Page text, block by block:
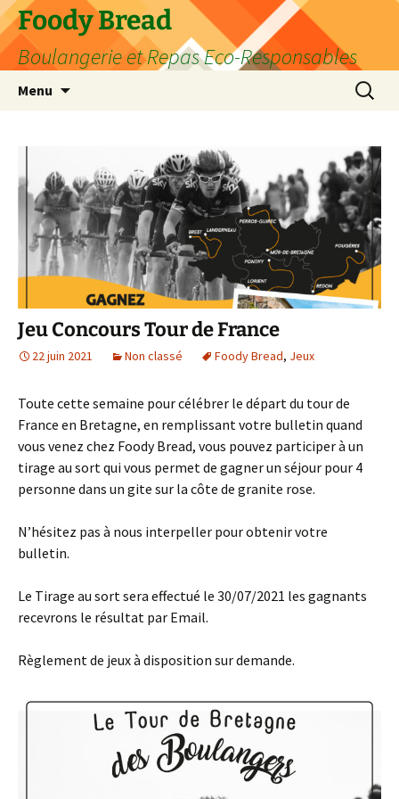
Aller
au
contenu
Foody Bread
Boulangerie et Repas Eco-Responsables
Menu
Jeu Concours Tour de France
22 juin 2021 Non classé Foody Bread, Jeux
Toute cette semaine pour célébrer le départ du tour de
France en Bretagne, en remplissant votre bulletin quand
vous venez chez Foody Bread, vous pouvez participer à un
tirage au sort qui vous permet de gagner un séjour pour 4
personne dans un gite sur la côte de granite rose.
N’hésitez pas à nous interpeller pour obtenir votre
bulletin.
Le Tirage au sort sera effectué le 30/07/2021 les gagnants
recevrons le résultat par Email.
Règlement de jeux à disposition sur demande.